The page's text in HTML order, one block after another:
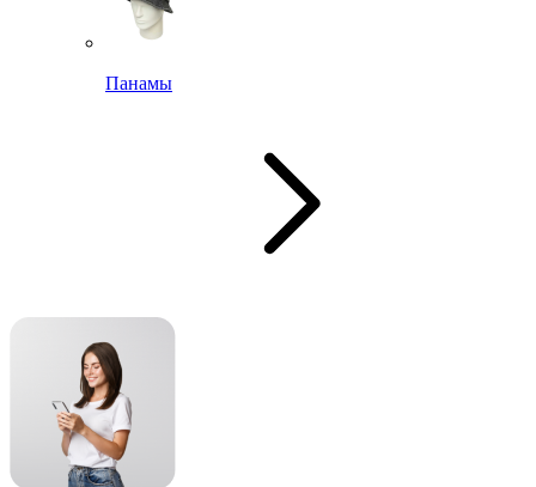
Панамы